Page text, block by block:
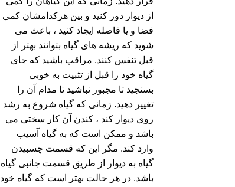
از دیوار دور کنید و بین هرکدامشان کمی
فضا و یا فاصله ایجاد کنید ، باعث می
شوید که ریشه های گیاه بتوانند بهتر از
قبل تنفس کنند. مراقب باشید که جای
گیاه خود را قبل از تثبیت به خوبی
بسنجید تا مجبور نباشید تا مدام آن را
تغییر دهید. زمانی که گیاه شروع به رشد
روی دیوار کند ، کندن آن کار سختی می
باشد و ممکن است که به گیاه آسیب
وارد کند. مگر این که قسمت چسبیدن
گیاه به دیوار از طریق قسمت جانبی گیاه
باشد. در هر حالت بهتر است که گیاه خود